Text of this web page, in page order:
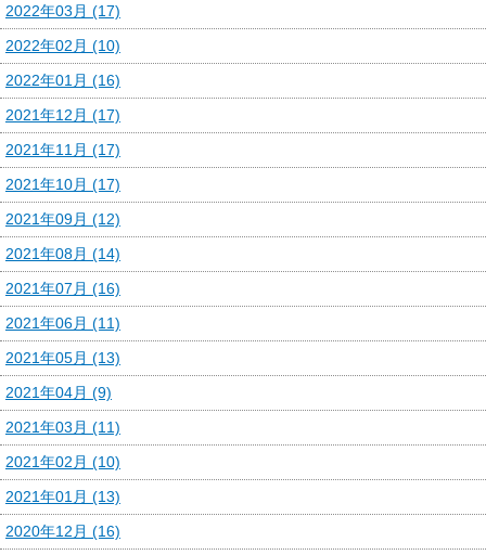
2022年03月 (17)
2022年02月 (10)
2022年01月 (16)
2021年12月 (17)
2021年11月 (17)
2021年10月 (17)
2021年09月 (12)
2021年08月 (14)
2021年07月 (16)
2021年06月 (11)
2021年05月 (13)
2021年04月 (9)
2021年03月 (11)
2021年02月 (10)
2021年01月 (13)
2020年12月 (16)